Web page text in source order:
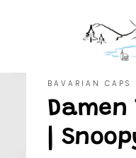
BAVARIAN CAPS
Damen
|